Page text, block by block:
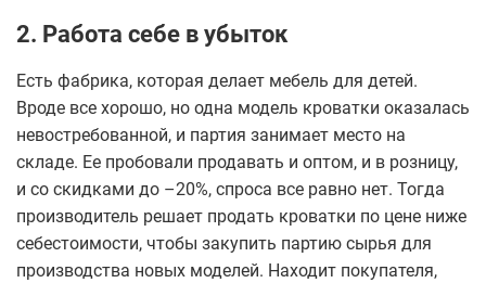
2. Работа себе в убыток
Есть фабрика, которая делает мебель для детей.
Вроде все хорошо, но одна модель кроватки оказалась
невостребованной, и партия занимает место на
складе. Ее пробовали продавать и оптом, и в розницу,
и со скидками до –20%, спроса все равно нет. Тогда
производитель решает продать кроватки по цене ниже
себестоимости, чтобы закупить партию сырья для
производства новых моделей. Находит покупателя,